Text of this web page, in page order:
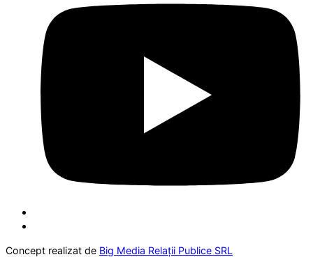
Concept realizat de Big Media Relații Publice SRL